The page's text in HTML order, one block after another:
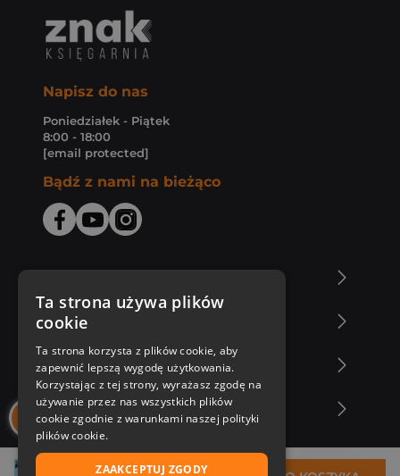
Napisz do nas
Poniedziałek - Piątek
8:00 - 18:00
[email protected]
Bądź z nami na bieżąco
Zakupy u nas
Nasza oferta
Nasi autorzy
Ta strona używa plików
cookie
Ta strona korzysta z plików cookie, aby
zapewnić lepszą wygodę użytkowania.
Korzystając z tej strony, wyrażasz zgodę na
używanie przez nas wszystkich plików
cookie zgodnie z warunkami naszej polityki
plików cookie.
ZAAKCEPTUJ ZGODY